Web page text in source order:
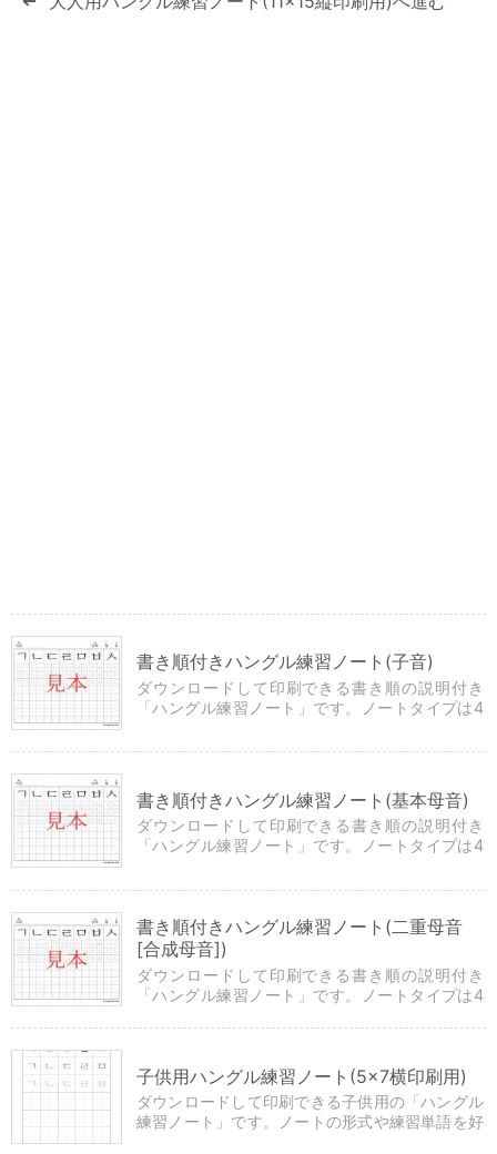
書き順付きハングル練習ノート(子音)
ダウンロードして印刷できる書き順の説明付き
「ハングル練習ノート」です。ノートタイプは4
書き順付きハングル練習ノート(基本母音)
ダウンロードして印刷できる書き順の説明付き
「ハングル練習ノート」です。ノートタイプは4
書き順付きハングル練習ノート(二重母音
[合成母音])
ダウンロードして印刷できる書き順の説明付き
「ハングル練習ノート」です。ノートタイプは4
子供用ハングル練習ノート(5×7横印刷用)
ダウンロードして印刷できる子供用の「ハングル
練習ノート」です。ノートの形式や練習単語を好